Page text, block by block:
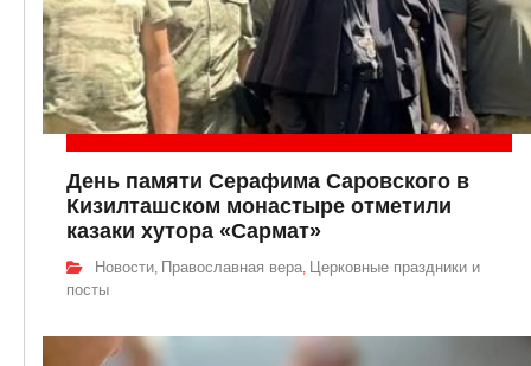
День памяти Серафима Саровского в
Кизилташском монастыре отметили
казаки хутора «Сармат»
Новости Православная вера Церковные праздники и
посты